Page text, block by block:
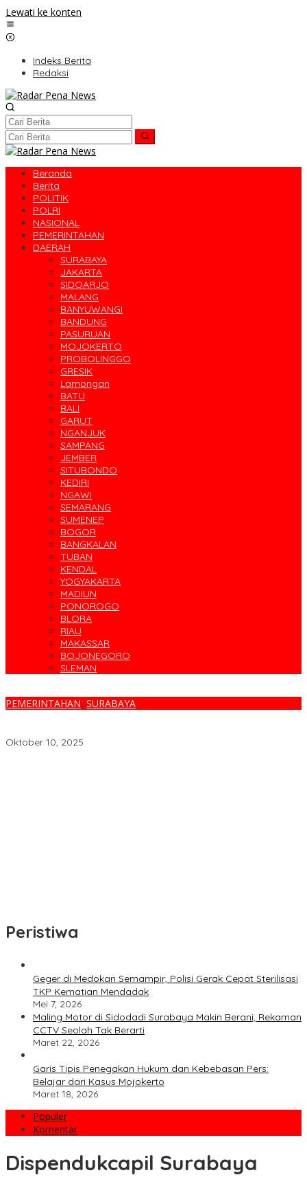
Lewati ke konten
Indeks Berita
Redaksi
Beranda
Berita
POLITIK
POLRI
NASIONAL
PEMERINTAHAN
DAERAH
SURABAYA
JAKARTA
SIDOARJO
MALANG
BANYUWANGI
BANDUNG
PASURUAN
MOJOKERTO
PROBOLINGGO
GRESIK
Lamongan
BATU
BALI
GARUT
NGANJUK
SAMPANG
JEMBER
SITUBONDO
KEDIRI
NGAWI
SEMARANG
SUMENEP
BOGOR
BANGKALAN
TUBAN
KENDAL
YOGYAKARTA
MADIUN
PONOROGO
BLORA
RIAU
MAKASSAR
BOJONEGORO
SLEMAN
PEMERINTAHAN, SURABAYA
Oktober 10, 2025
Peristiwa
Geger di Medokan Semampir, Polisi Gerak Cepat Sterilisasi
TKP Kematian Mendadak
Mei 7, 2026
Maling Motor di Sidodadi Surabaya Makin Berani, Rekaman
CCTV Seolah Tak Berarti
Maret 22, 2026
Garis Tipis Penegakan Hukum dan Kebebasan Pers:
Belajar dari Kasus Mojokerto
Maret 18, 2026
Populer
Komentar
Dispendukcapil Surabaya